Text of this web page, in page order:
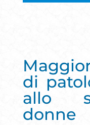
di
allo
donne